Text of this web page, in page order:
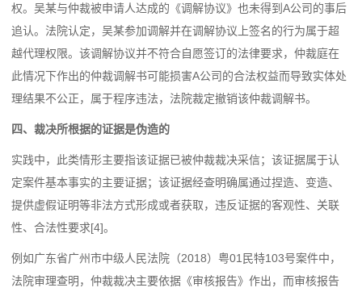
权。吴某与仲裁被申请人达成的《调解协议》也未得到A公司的事后
追认。法院认定，吴某参加调解并在调解协议上签名的行为属于超
越代理权限。该调解协议并不符合自愿签订的法律要求，仲裁庭在
此情况下作出的仲裁调解书可能损害A公司的合法权益而导致实体处
理结果不公正，属于程序违法，法院裁定撤销该仲裁调解书。
四、裁决所根据的证据是伪造的
实践中，此类情形主要指该证据已被仲裁裁决采信；该证据属于认
定案件基本事实的主要证据；该证据经查明确属通过捏造、变造、
提供虚假证明等非法方式形成或者获取，违反证据的客观性、关联
性、合法性要求[4]。
例如广东省广州市中级人民法院（2018）粤01民特103号案件中，
法院审理查明，仲裁裁决主要依据《审核报告》作出，而审核报告